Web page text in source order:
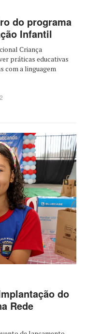
do programa
Infantil
Criança
práticas educativas
com a linguagem
do
Rede